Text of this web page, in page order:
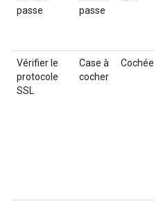
passe
passe
Vérifier le
protocole
SSL
Case à
cocher
Cochée